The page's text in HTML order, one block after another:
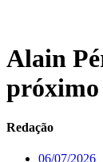
Alain
próximo
Redação
06/07/2026